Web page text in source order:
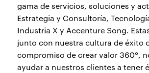
gama de servicios, soluciones y
Estrategia y Consultoría,
Industria X y Accenture Song.
junto con nuestra cultura de éxito
compromiso de crear valor 360°,
ayudar a nuestros clientes a tener